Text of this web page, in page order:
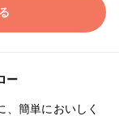
ー
、簡単においしく